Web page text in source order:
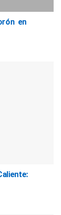
en